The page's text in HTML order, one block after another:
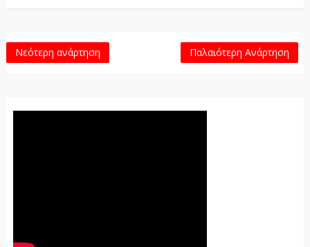
Νεότερη ανάρτηση Παλαιότερη Ανάρτηση